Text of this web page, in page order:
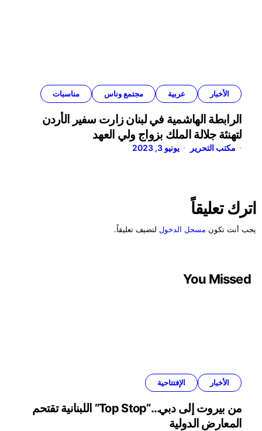
الأخبار عربية مجتمع وناس مناسبات
الرابطة الهاشمية في لبنان زارت سفير الأردن
لتهنئة جلالة الملك بزواج ولي العهد
مكتب التحرير يونيو 3, 2023
اترك تعليقاً
يجب أنت تكون مسجل الدخول لتضيف تعليقاً.
You Missed
الأخبار الإفتتاحية
من بيروت إلى دبي…”Top Stop” اللبنانية تقتحم
المعارض الدولية